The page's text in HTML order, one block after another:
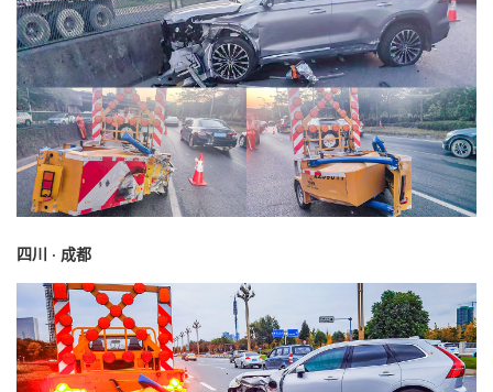
四川 · 成都